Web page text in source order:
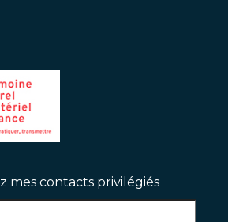
mes contacts privilégiés